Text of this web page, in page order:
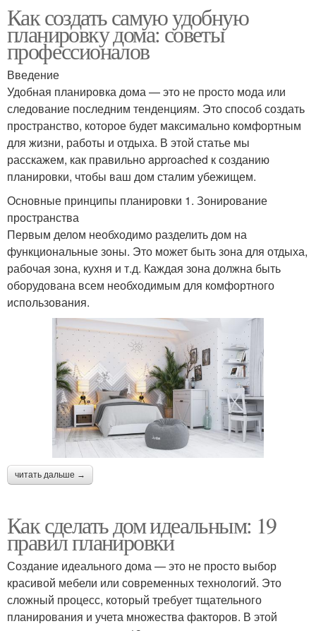
Как создать самую удобную
планировку дома: советы
профессионалов
Введение
Удобная планировка дома — это не просто мода или
следование последним тенденциям. Это способ создать
пространство, которое будет максимально комфортным
для жизни, работы и отдыха. В этой статье мы
расскажем, как правильно approached к созданию
планировки, чтобы ваш дом сталим убежищем.
Основные принципы планировки 1. Зонирование
пространства
Первым делом необходимо разделить дом на
функциональные зоны. Это может быть зона для отдыха,
рабочая зона, кухня и т.д. Каждая зона должна быть
оборудована всем необходимым для комфортного
использования.
читать дальше →
Как сделать дом идеальным: 19
правил планировки
Создание идеального дома — это не просто выбор
красивой мебели или современных технологий. Это
сложный процесс, который требует тщательного
планирования и учета множества факторов. В этой